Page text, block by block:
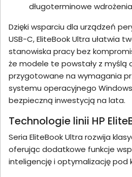
długoterminowe
Dzięki wsparciu dla urządzeń
USB-C, EliteBook Ultra ułatwia
stanowiska pracy bez
że modele te powstały z myślą
przygotowane na wymagania
systemu operacyjnego
bezpieczną inwestycją na lata.
Technologie linii HP
Seria EliteBook Ultra rozwija
oferując dodatkowe funkcje
inteligencję i optymalizację pod